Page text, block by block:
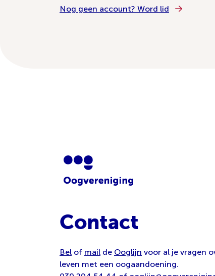
Nog geen account? Word lid
Contact
Bel of mail de Ooglijn voor al je vragen
leven met een oogaandoening.